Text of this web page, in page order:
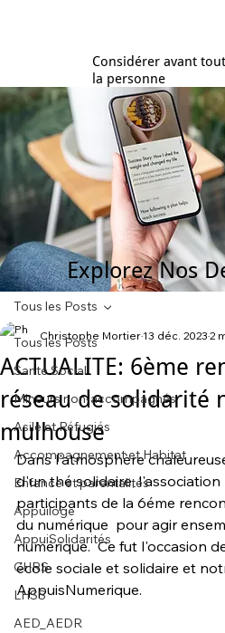
Considérer avant
la personne
Explorez Nos
Tous les Posts
Santé Social
Mineurs non-accompagnés
Asile et Réfugiés
Accompagnement et Habitat
Enfance et parentalités
Appuiloge
AppuiSolidarités
CHRS
LHSS
AED_AEDR
Tous les Posts
ACTUALITE: 6ème
réseau de solidarité
mulhouse
Christophe Mortier 13 déc. 2023 2
Dans l'atmosphère
d'un thé solidaire, l'association
participants de la 6éme
du numérique  pour agir
numérique.  Ce fut l'occasion
école sociale et solidaire et
AppuisNumerique.